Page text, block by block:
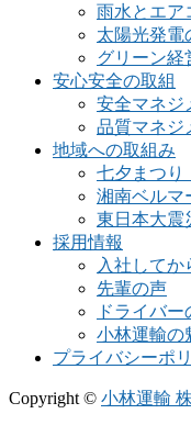
雨水とエア
太陽光発電
グリーン経
安心安全の取組
安全マネジ
品質マネジ
地域への取組み
七夕まつり
湘南ベルマ
東日本大震
採用情報
入社してか
先輩の声
ドライバー
小林運輸の
プライバシーポ
Copyright © 小林運輸